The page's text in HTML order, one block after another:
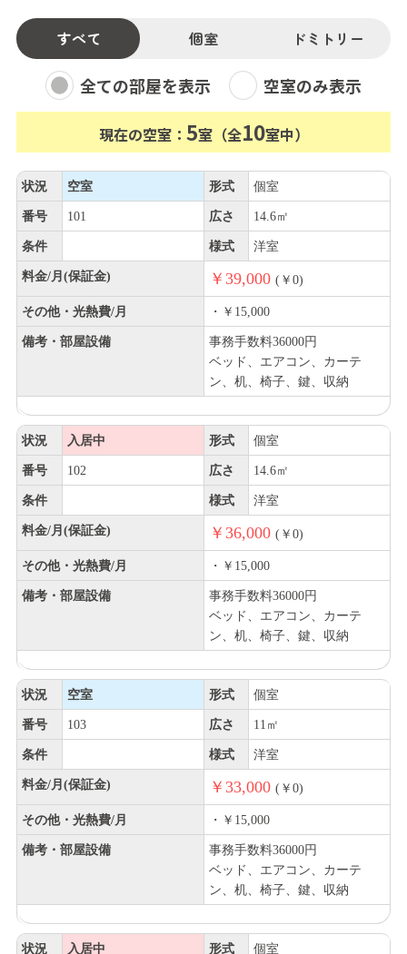
すべて 個室 ドミトリー
全ての部屋を表示 空室のみ表示
現在の空室： 5室（全10室中）
状況 空室 形式 個室
番号 101 広さ 14.6㎡
条件 様式 洋室
料金/月(保証金) ￥39,000 (￥0)
その他・光熱費/月 ・￥15,000
備考・部屋設備
事務手数料36000円
ベッド、エアコン、カーテ
ン、机、椅子、鍵、収納
状況 入居中 形式 個室
番号 102 広さ 14.6㎡
条件 様式 洋室
料金/月(保証金) ￥36,000 (￥0)
その他・光熱費/月 ・￥15,000
備考・部屋設備
事務手数料36000円
ベッド、エアコン、カーテ
ン、机、椅子、鍵、収納
状況 空室 形式 個室
番号 103 広さ 11㎡
条件 様式 洋室
料金/月(保証金) ￥33,000 (￥0)
その他・光熱費/月 ・￥15,000
備考・部屋設備
事務手数料36000円
ベッド、エアコン、カーテ
ン、机、椅子、鍵、収納
状況 入居中 形式 個室